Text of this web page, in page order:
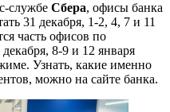
службе Сбера, офисы банка
31 декабря, 1-2, 4, 7 и 11
часть офисов по
8-9 и 12 января
Узнать, какие именно
можно на сайте банка.